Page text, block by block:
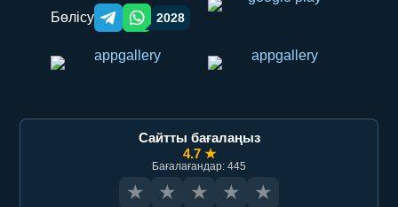
Бөлісу Telegram orqali ulashish
WhatsApp orqali ulashish
2028
Сайтты бағалаңыз
4.7 ★
Бағалағандар: 445
★ ★ ★ ★ ★